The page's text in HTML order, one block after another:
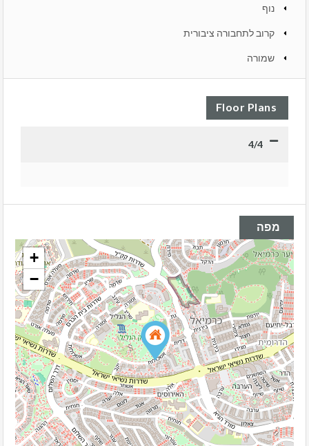
נוף
קרוב לתחבורה ציבורית
שמורה
Floor Plans
4/4
מפה
+
−